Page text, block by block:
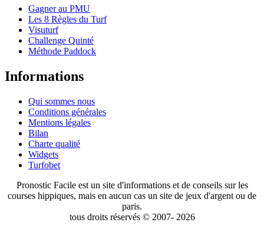
Gagner au PMU
Les 8 Règles du Turf
Visuturf
Challenge Quinté
Méthode Paddock
Informations
Qui sommes nous
Conditions générales
Mentions légales
Bilan
Charte qualité
Widgets
Turfobet
Pronostic Facile est un site d'informations et de conseils sur les
courses hippiques, mais en aucun cas un site de jeux d'argent ou de
paris.
tous droits réservés © 2007- 2026